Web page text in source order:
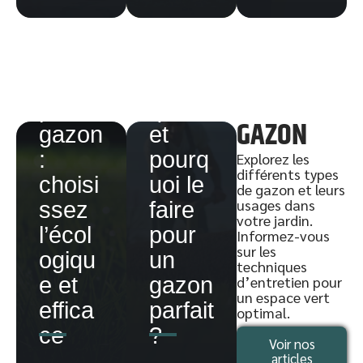
gazon
:
choisi
ssez
l’écol
ogiqu
e et
effica
ce
et
pourq
uoi le
faire
pour
un
gazon
parfait
?
GAZON
Explorez les
différents types
de gazon et leurs
usages dans
votre jardin.
Informez-vous
sur les
techniques
d’entretien pour
un espace vert
optimal.
Voir nos
articles
Quel
déshe
rbant
Traite
ment
sélect
if
Côté
pench
er